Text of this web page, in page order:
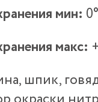
мин:
макс:
шпик,